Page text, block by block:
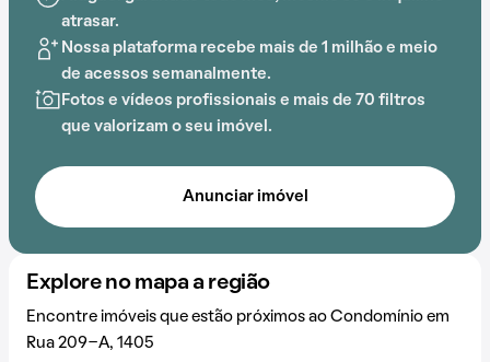
PUCGOIAS-DTI agrega praticidade ao dia a dia.
atrasar.
Nossa plataforma recebe mais de 1 milhão e meio
de acessos semanalmente.
Fotos e vídeos profissionais e mais de 70 filtros
que valorizam o seu imóvel.
Anunciar imóvel
Explore no mapa a região
Encontre imóveis que estão próximos ao Condomínio em
Rua 209-A, 1405